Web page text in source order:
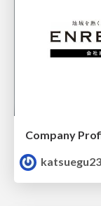
Company
katsuegu23